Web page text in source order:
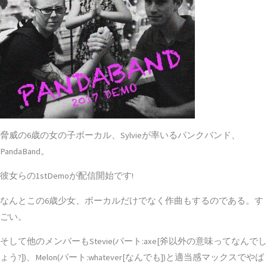
脅威の6歳の女の子ボーカル、Sylvieが率いるパンクバンド、
PandaBand。
彼女らの1stDemoが配信開始です!
なんとこの6歳少女、ボーカルだけでなく作曲もするのである。す
ごい。
そして他のメンバーもStevie(パート:axe[斧以外の意味ってなんでし
ょう?])、Melon(パート:whatever[なんでも])と適当感マックスでやば